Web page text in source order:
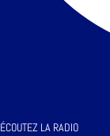
ÉCOUTEZ LA RADIO